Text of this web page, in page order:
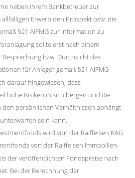
neben Ihrem Bankbetreuer zur
Erwerb den Prospekt bzw. die
§21 AIFMG zur Information zu
sollte erst nach einem
bzw. Durchsicht des
für Anleger gemäß §21 AIFMG
darauf hingewiesen, dass
hohe Risiken in sich bergen und die
persönlichen Verhältnissen abhängt
sein kann.
wird von der Raiffeisen KAG
von der Raiffeisen Immobilien
der veröffentlichten Fondspreise nach
Bei der Berechnung der